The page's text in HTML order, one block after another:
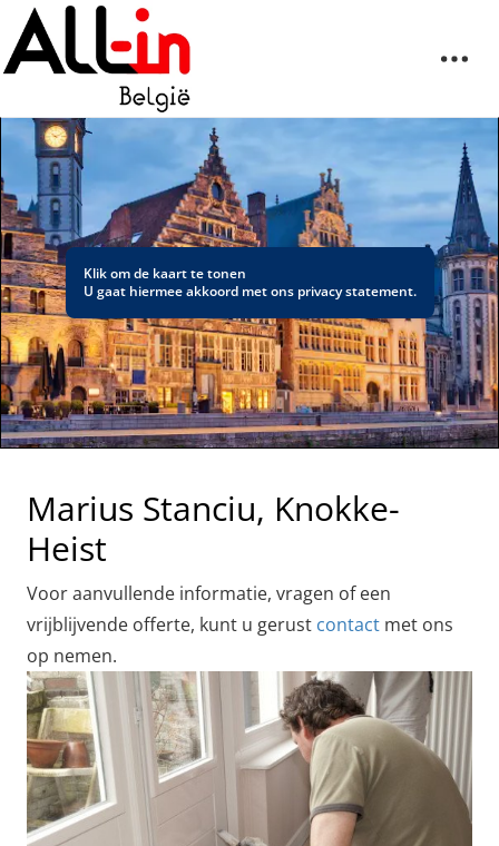
Klik om de kaart te tonen
U gaat hiermee akkoord met ons privacy statement.
Marius Stanciu, Knokke-
Heist
Voor aanvullende informatie, vragen of een
vrijblijvende offerte, kunt u gerust contact met ons
op nemen.